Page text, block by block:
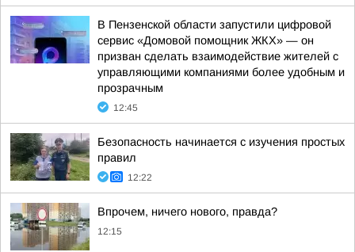
В Пензенской области запустили цифровой
сервис «Домовой помощник ЖКХ» — он
призван сделать взаимодействие жителей с
управляющими компаниями более удобным и
прозрачным
12:45
Безопасность начинается с изучения простых
правил
12:22
Впрочем, ничего нового, правда?
12:15